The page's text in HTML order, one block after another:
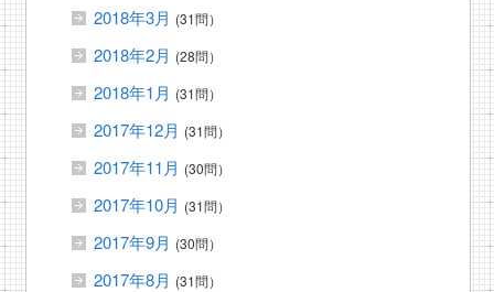
2018年3月 (31問）
2018年2月 (28問）
2018年1月 (31問）
2017年12月 (31問）
2017年11月 (30問）
2017年10月 (31問）
2017年9月 (30問）
2017年8月 (31問）